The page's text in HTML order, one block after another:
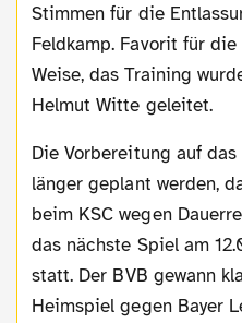
Stimmen für die
Feldkamp. Favorit für
Weise, das Training
Helmut Witte geleitet.
Die Vorbereitung auf das nächste Spiel konnte
länger geplant werden,
beim KSC wegen
das nächste Spiel am
statt. Der BVB gewann
Heimspiel gegen Bayer